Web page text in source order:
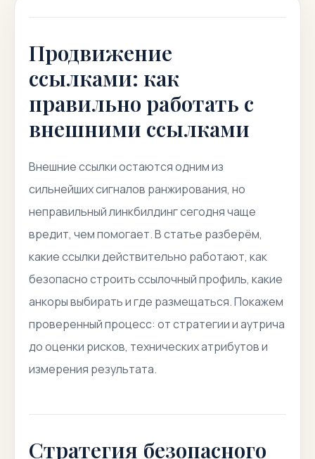
Продвижение
ссылками: как
правильно работать с
внешними ссылками
Внешние ссылки остаются одним из
сильнейших сигналов ранжирования, но
неправильный линкбилдинг сегодня чаще
вредит, чем помогает. В статье разберём,
какие ссылки действительно работают, как
безопасно строить ссылочный профиль, какие
анкоры выбирать и где размещаться. Покажем
проверенный процесс: от стратегии и аутрича
до оценки рисков, технических атрибутов и
измерения результата.
Стратегия безопасного